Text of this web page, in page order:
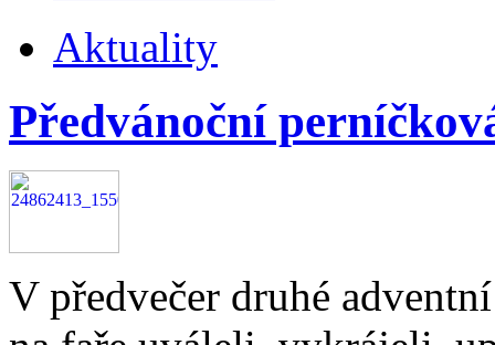
Aktuality
Předvánoční
V předvečer druhé